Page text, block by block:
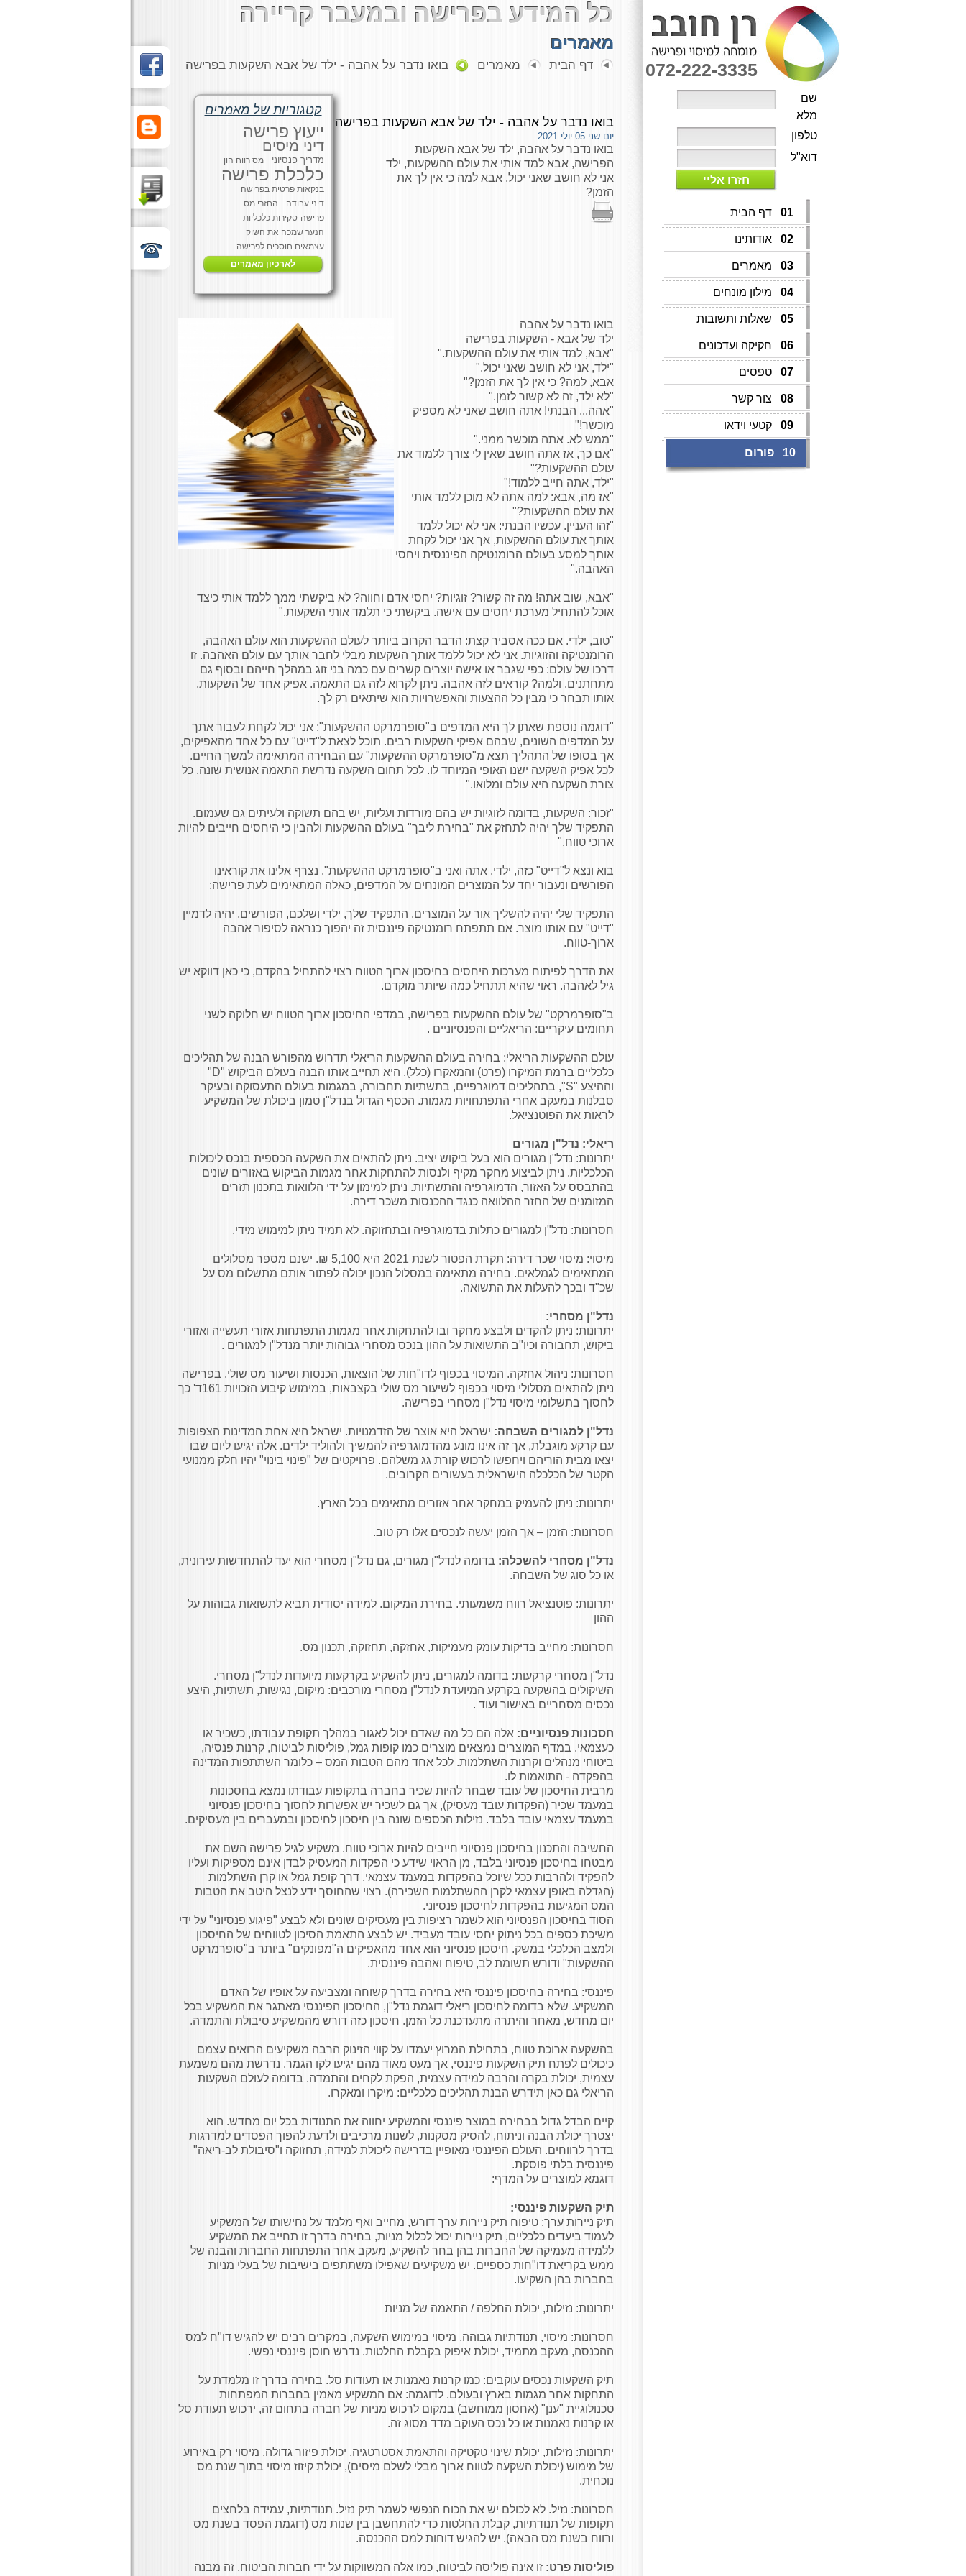
072-222-3335
שם
מלא
טלפון
דוא"ל
חזרו אליי
01 דף הבית
02 אודותינו
03 מאמרים
04 מילון מונחים
05 שאלות ותשובות
06 חקיקה ועדכונים
07 טפסים
08 צור קשר
09 קטעי וידאו
10 פורום
כל המידע בפרישה ובמעבר קריירה
מאמרים
דף הבית מאמרים בואו נדבר על אהבה - ילד של אבא השקעות בפרישה
בואו נדבר על אהבה - ילד של אבא השקעות בפרישה
יום שני 05 יולי 2021
בואו נדבר על אהבה, ילד של אבא השקעות
הפרישה, אבא למד אותי את עולם ההשקעות, ילד
אני לא חושב שאני יכול, אבא למה כי אין לך את
הזמן?
קטגוריות של מאמרים
ייעוץ פרישה
דיני מיסים
מדריך פנסיוני מס רווח הון
כלכלת פרישה
בנקאות פרטית בפרישה
דיני עבודה
החזרי מס
פרישה-סקירות כלכליות
הנער שמכה את השוק
עצמאים חוסכים לפרישה
לארכיון מאמרים
בואו נדבר על אהבה
ילד של אבא - השקעות בפרישה
"אבא, למד אותי את עולם ההשקעות."
"ילד, אני לא חושב שאני יכול."
אבא, למה? כי אין לך את הזמן?"
"לא ילד, זה לא קשור לזמן."
"אהה... הבנתי! אתה חושב שאני לא מספיק
מוכשר!"
"ממש לא. אתה מוכשר ממני."
"אם כך, אז אתה חושב שאין לי צורך ללמוד את
עולם ההשקעות?"
"ילד, אתה חייב ללמוד!"
"אז מה, אבא: למה אתה לא מוכן ללמד אותי
את עולם ההשקעות?"
"זהו העניין. עכשיו הבנתי: אני לא יכול ללמד
אותך את עולם ההשקעות, אך אני יכול לקחת
אותך למסע בעולם הרומנטיקה הפיננסית ויחסי
האהבה."
"אבא, שוב אתה! מה זה קשור? זוגיות? יחסי אדם וחווה? לא ביקשתי ממך ללמד אותי כיצד
אוכל להתחיל מערכת יחסים עם אישה. ביקשתי כי תלמד אותי השקעות."
"טוב, ילדי. אם ככה אסביר קצת: הדבר הקרוב ביותר לעולם ההשקעות הוא עולם האהבה,
הרומנטיקה והזוגיות. אני לא יכול ללמד אותך השקעות מבלי לחבר אותך עם עולם האהבה. זו
דרכו של עולם: כפי שגבר או אישה יוצרים קשרים עם כמה בני זוג במהלך חייהם ובסוף גם
מתחתנים. ולמה? קוראים לזה אהבה. ניתן לקרוא לזה גם התאמה. אפיק אחד של השקעות,
אותו תבחר כי מבין כל ההצעות והאפשרויות הוא שיתאים רק לך.
"דוגמה נוספת שאתן לך היא המדפים ב"סופרמרקט ההשקעות": אני יכול לקחת לעבור אתך
על המדפים השונים, שבהם אפיקי השקעות רבים. תוכל לצאת ל"דייט" עם כל אחד מהאפיקים,
אך בסופו של התהליך תצא מ"סופרמרקט ההשקעות" עם הבחירה המתאימה למשך החיים.
לכל אפיק השקעה ישנו האופי המיוחד לו. לכל תחום השקעה נדרשת התאמה אנושית שונה. כל
צורת השקעה היא עולם ומלואו."
"זכור: השקעות, בדומה לזוגיות יש בהם מורדות ועליות, יש בהם תשוקה ולעיתים גם שעמום.
התפקיד שלך יהיה לתחזק את "בחירת ליבך" בעולם ההשקעות ולהבין כי היחסים חייבים להיות
ארוכי טווח."
בוא ונצא ל"דייט" כזה, ילדי. אתה ואני ב"סופרמרקט ההשקעות". נצרף אלינו את קוראינו
הפורשים ונעבור יחד על המוצרים המונחים על המדפים, כאלה המתאימים לעת פרישה:
התפקיד שלי יהיה להשליך אור על המוצרים. התפקיד שלך, ילדי ושלכם, הפורשים, יהיה לדמיין
"דייט" עם אותו מוצר. אם תתפתח רומנטיקה פיננסית זה יהפוך כנראה לסיפור אהבה
ארוך-טווח.
את הדרך לפיתוח מערכות היחסים בחיסכון ארוך הטווח רצוי להתחיל בהקדם, כי כאן דווקא יש
גיל לאהבה. ראוי שהיא תתחיל כמה שיותר מוקדם.
ב"סופרמרקט" של עולם ההשקעות בפרישה, במדפי החיסכון ארוך הטווח יש חלוקה לשני
תחומים עיקריים: הריאליים והפנסיוניים .
עולם ההשקעות הריאלי: בחירה בעולם ההשקעות הריאלי תדרוש מהפורש הבנה של תהליכים
כלכליים ברמת המיקרו (פרט) והמאקרו (כלל). היא תחייב אותו הבנה בעולם הביקוש "D"
וההיצע "S", בתהליכים דמוגרפיים, בתשתיות תחבורה, במגמות בעולם התעסוקה ובעיקר
סבלנות במעקב אחרי התפתחויות מגמות. הכסף הגדול בנדל"ן טמון ביכולת של המשקיע
לראות את הפוטנציאל.
ריאלי: נדל"ן מגורים
יתרונות: נדל"ן מגורים הוא בעל ביקוש יציב. ניתן להתאים את השקעה הכספית בנכס ליכולות
הכלכליות. ניתן לביצוע מחקר מקיף ולנסות להתחקות אחר מגמות הביקוש באזורים שונים
בהתבסס על האזור, הדמוגרפיה והתשתיות. ניתן למימון על ידי הלוואות בתכנון תזרים
המזומנים של החזר ההלוואה כנגד ההכנסות משכר דירה.
חסרונות: נדל"ן למגורים כתלות בדמוגרפיה ובתחזוקה. לא תמיד ניתן למימוש מידי.
מיסוי: מיסוי שכר דירה: תקרת הפטור לשנת 2021 היא 5,100 ₪. ישנם מספר מסלולים
המתאימים לגמלאים. בחירה מתאימה במסלול הנכון יכולה לפתור אותם מתשלום מס על
שכ"ד ובכך להעלות את התשואה.
נדל"ן מסחרי:
יתרונות: ניתן להקדים ולבצע מחקר ובו להתחקות אחר מגמות התפתחות אזורי תעשייה ואזורי
ביקוש, תחבורה וכיו"ב התשואות על ההון בנכס מסחרי גבוהות יותר מנדל"ן למגורים .
חסרונות: ניהול אחזקה. המיסוי בכפוף לדו"חות של הוצאות, הכנסות ושיעור מס שולי. בפרישה
ניתן להתאים מסלולי מיסוי בכפוף לשיעור מס שולי בקצבאות, במימוש קיבוע הזכויות 161ד' כך
לחסוך בתשלומי מיסוי נדל"ן מסחרי בפרישה.
נדל"ן למגורים השבחה: ישראל היא אוצר של הזדמנויות. ישראל היא אחת המדינות הצפופות
עם קרקע מוגבלת, אך זה אינו מונע מהדמוגרפיה להמשיך ולהוליד ילדים. אלה יגיעו ליום שבו
יצאו מבית הוריהם ויחפשו לרכוש קורת גג משלהם. פרויקטים של "פינוי בינוי" יהיו חלק ממנועי
הקטר של הכלכלה הישראלית בעשורים הקרובים.
יתרונות: ניתן להעמיק במחקר אחר אזורים מתאימים בכל הארץ.
חסרונות: הזמן – אך הזמן יעשה לנכסים אלו רק טוב.
נדל"ן מסחרי להשכלה: בדומה לנדל"ן מגורים, גם נדל"ן מסחרי הוא יעד להתחדשות עירונית,
או כל סוג של השבחה.
יתרונות: פוטנציאל רווח משמעותי. בחירת המיקום. למידה יסודית תביא לתשואות גבוהות על
ההון
חסרונות: מחייב בדיקות עומק מעמיקות, אחזקה, תחזוקה, תכנון מס.
נדל"ן מסחרי קרקעות: בדומה למגורים, ניתן להשקיע בקרקעות מיועדות לנדל"ן מסחרי.
השיקולים בהשקעה בקרקע המיועדת לנדל"ן מסחרי מורכבים: מיקום, נגישות, תשתיות, היצע
נכסים מסחריים באישור ועוד .
חסכונות פנסיוניים: אלה הם כל מה שאדם יכול לאגור במהלך תקופת עבודתו, כשכיר או
כעצמאי. במדף המוצרים נמצאים מוצרים כמו קופות גמל, פוליסות לביטוח, קרנות פנסיה,
ביטוחי מנהלים וקרנות השתלמות. לכל אחד מהם הטבות המס – כלומר השתתפות המדינה
בהפקדה - התואמות לו.
מרבית החיסכון של עובד שבחר להיות שכיר בחברה בתקופות עבודתו נמצא בחסכונות
במעמד שכיר (הפקדות עובד מעסיק), אך גם לשכיר יש אפשרות לחסוך בחיסכון פנסיוני
במעמד עצמאי עובד בלבד. נזילות הכספים שונה בין חיסכון לחיסכון ובמעברים בין מעסיקים.
החשיבה והתכנון בחיסכון פנסיוני חייבים להיות ארוכי טווח. משקיע לגיל פרישה השם את
מבטחו בחיסכון פנסיוני בלבד, מן הראוי שידע כי הפקדות המעסיק לבדן אינם מספיקות ועליו
להפקיד ולהרבות ככל שיוכל בהפקדות במעמד עצמאי, דרך קופת גמל או קרן השתלמות
(הגדלה באופן עצמאי לקרן ההשתלמות השכירה). רצוי שהחוסך ידע לנצל היטב את הטבות
המס המגיעות בהפקדות לחיסכון פנסיוני.
הסוד בחיסכון הפנסיוני הוא לשמר רציפות בין מעסיקים שונים ולא לבצע "פיגוע פנסיוני" על ידי
משיכת כספים בכל ניתוק יחסי עובד מעביד. יש לבצע התאמת הסיכון לטווחים של החיסכון
ולמצב הכלכלי במשק. חיסכון פנסיוני הוא אחד מהאפיקים ה"מפונקים" ביותר ב"סופרמרקט
ההשקעות" ודורש תשומת לב, טיפוח ואהבה פיננסית.
פיננסי: בחירה בחיסכון פיננסי היא בחירה בדרך קשוחה ומצביעה על אופיו של האדם
המשקיע. שלא בדומה לחיסכון ריאלי דוגמת נדל"ן, החיסכון הפיננסי מאתגר את המשקיע בכל
יום מחדש, מאחר והיתרה מתעדכנת כל הזמן. חיסכון כזה דורש מהמשקיע סיבולת והתמדה.
בהשקעה ארוכת טווח, בתחילת המרוץ יעמדו על קווי הזינוק הרבה משקיעים הרואים עצמם
כיכולים לפתח תיק השקעות פיננסי, אך מעט מאוד מהם יגיעו לקו הגמר. נדרשת מהם משמעת
עצמית, יכולת בקרה והרבה למידה עצמית, הפקת לקחים והתמדה. בדומה לעולם השקעות
הריאלי גם כאן תידרש הבנת תהליכים כלכליים: מיקרו ומאקרו.
קיים הבדל גדול בבחירה במוצר פיננסי והמשקיע יחווה את התנודות בכל יום מחדש. הוא
יצטרך יכולת הבנה וניתוח, להסיק מסקנות, לשנות מרכיבים ולדעת להפוך הפסדים למדרגות
בדרך לרווחים. העולם הפיננסי מאופיין בדרישה ליכולת למידה, תחזוקה ו"סיבולת לב-ריאה"
פיננסית בלתי פוסקת.
דוגמא למוצרים על המדף:
תיק השקעות פיננסי:
תיק ניירות ערך: טיפוח תיק ניירות ערך דורש, מחייב ואף מלמד על נחישותו של המשקיע
לעמוד ביעדים כלכליים, תיק ניירות יכול לכלול מניות, בחירה בדרך זו תחייב את המשקיע
ללמידה מעמיקה של החברות בהן בחר להשקיע, מעקב אחר התפתחות החברות והבנה של
ממש בקריאת דו"חות כספיים. יש משקיעים שאפילו משתתפים בישיבות של בעלי מניות
בחברות בהן השקיעו.
יתרונות: נזילות, יכולת החלפה / התאמה של מניות
חסרונות: מיסוי, תנודתיות גבוהה, מיסוי במימוש השקעה, במקרים רבים יש להגיש דו"ח למס
ההכנסה, מעקב מתמיד, יכולת איפוק בקבלת החלטות. נדרש חוסן פיננסי נפשי.
תיק השקעות נכסים עוקבים: כמו קרנות נאמנות או תעודות סל. בחירה בדרך זו מלמדת על
התחקות אחר מגמות בארץ ובעולם. לדוגמה: אם המשקיע מאמין בחברות המפתחות
טכנולוגיית "ענן" (אחסון ממוחשב) במקום לרכוש מניות של חברה בתחום זה, ירכוש תעודת סל
או קרנות נאמנות או כל נכס העוקב מדד מסוג זה.
יתרונות: נזילות, יכולת שינוי טקטיקה והתאמת אסטרטגיה. יכולת פיזור גדולה, מיסוי רק באירוע
של מימוש (יכולת השקעה לטווח ארוך מבלי לשלם מיסים), יכולת קיזוז מיסוי בתוך שנת מס
נוכחית.
חסרונות: נזיל. לא לכולם יש את הכוח הנפשי לשמר תיק נזיל. תנודתיות, עמידה בלחצים
תקופות של תנודתיות, קבלת החלטות כדי להתחשבן בין שנות מס (דוגמת הפסד בשנת מס
ורווח בשנת מס הבאה). יש להגיש דוחות למס ההכנסה.
פוליסות פרט: זו אינה פוליסה לביטוח, כמו אלה המשווקות על ידי חברות הביטוח. זה מבנה